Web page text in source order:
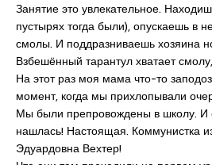
Занятие это увлекательное.
пустырях тогда были), опускаешь в
смолы. И поддразниваешь хозяина
Взбешённый тарантул хватает
На этот раз моя мама что-то
момент, когда мы прихлопывали
Мы были препровождены в школу. И
нашлась! Настоящая. Коммунистка
Эдуардовна Вехтер!